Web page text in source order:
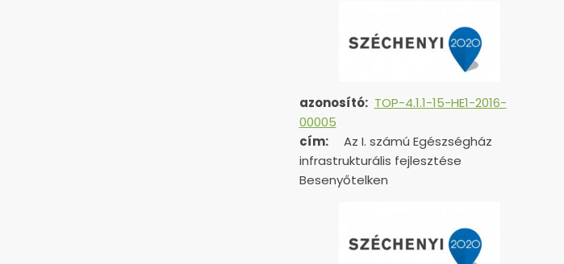
azonosító: TOP-4.1.1-15-HE1-2016-
00005
cím:
Az I. számú Egészségház
infrastrukturális fejlesztése
Besenyőtelken